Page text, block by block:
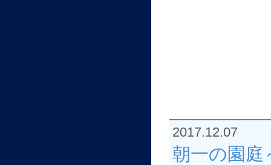
2017.12.07
朝一の園庭